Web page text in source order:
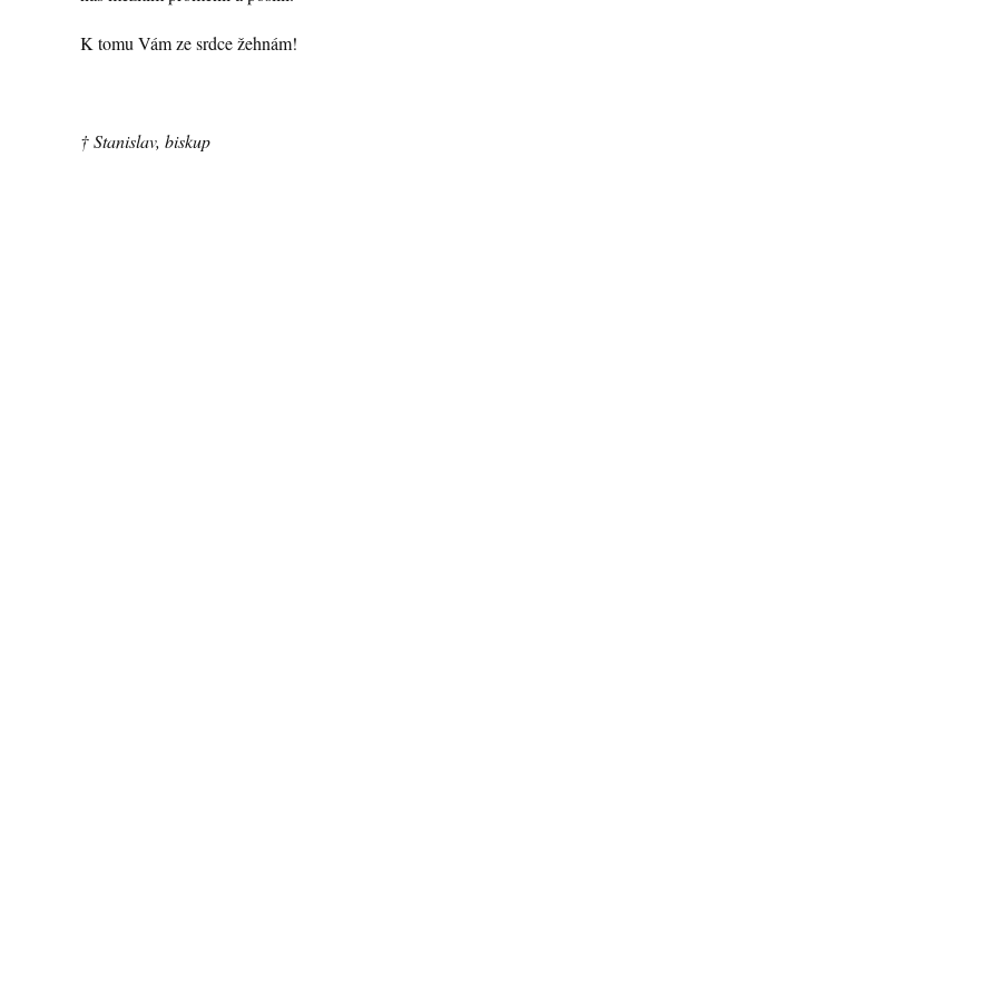
K tomu Vám ze srdce žehnám!
† Stanislav, biskup